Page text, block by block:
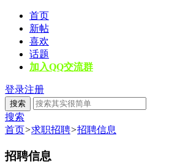
首页
新帖
喜欢
话题
加入QQ交流群
登录注册
搜索
搜索
首页>求职招聘>招聘信息
招聘信息